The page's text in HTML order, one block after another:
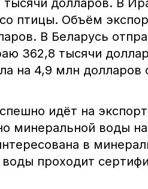
долларов. В
птицы. Объём
В Беларусь
362,8 тысячи
на 4,9 млн долларов
идёт на
минеральной воды на
в
проходит